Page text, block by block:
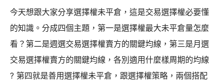
今天想跟大家分享選擇權未平倉，這是交易選擇權必要懂
的知識。分成四個主題，第一是選擇權最大未平倉量怎麼
看？第二是週選交易選擇權賣方的關鍵均線，第三是月選
交易選擇權賣方的關鍵均線，各別適用什麼樣周期的均線
? 第四就是善用選擇權未平倉，跟選擇權策略，兩個搭配